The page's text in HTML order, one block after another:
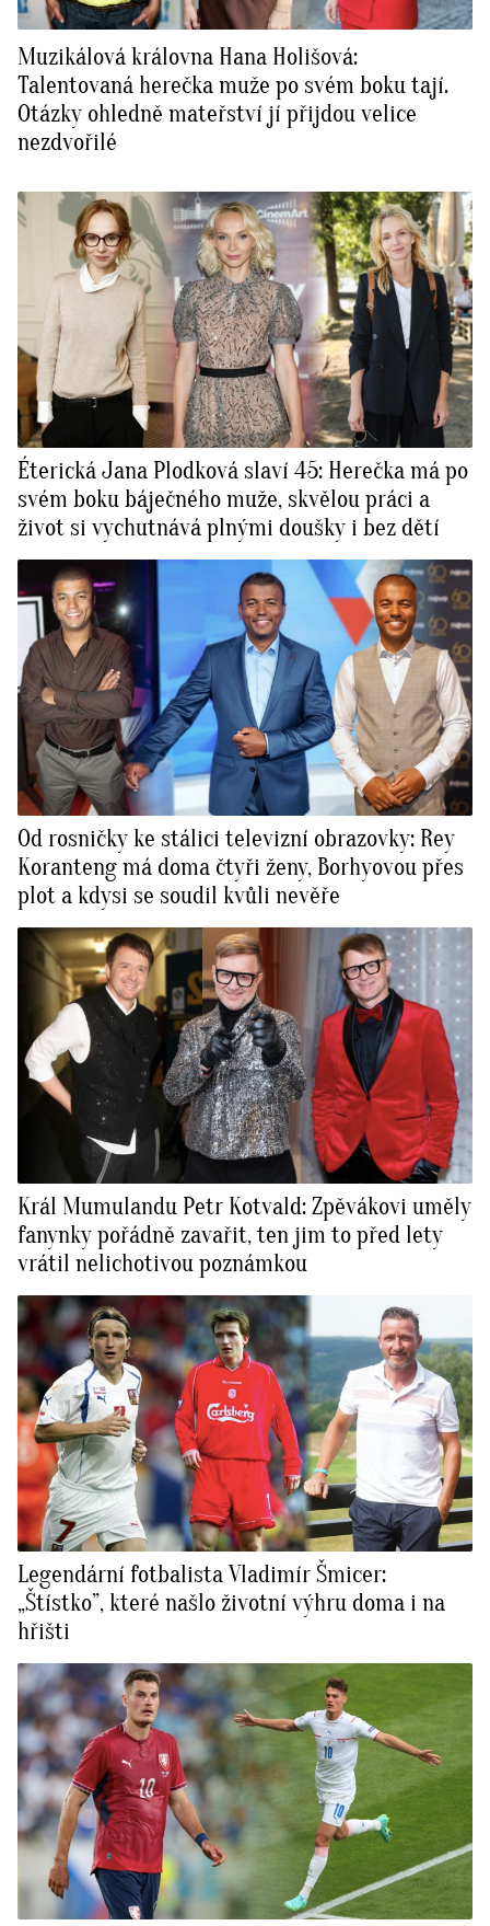
Muzikálová královna Hana Holišová:
Talentovaná herečka muže po svém boku tají.
Otázky ohledně mateřství jí přijdou velice
nezdvořilé
Éterická Jana Plodková slaví 45: Herečka má po
svém boku báječného muže, skvělou práci a
život si vychutnává plnými doušky i bez dětí
Od rosničky ke stálici televizní obrazovky: Rey
Koranteng má doma čtyři ženy, Borhyovou přes
plot a kdysi se soudil kvůli nevěře
Král Mumulandu Petr Kotvald: Zpěvákovi uměly
fanynky pořádně zavařit, ten jim to před lety
vrátil nelichotivou poznámkou
Legendární fotbalista Vladimír Šmicer:
„Štístko”, které našlo životní výhru doma i na
hřišti